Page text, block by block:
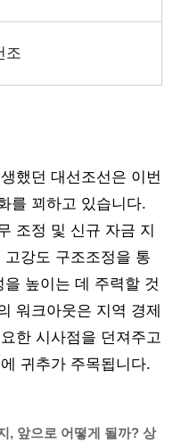
조
했던 대선조선은 이번
를 꾀하고 있습니다.
조정 및 신규 자금 지
강도 구조조정을 통
높이는 데 주력할 것
워크아웃은 지역 경제
한 시사점을 던져주고
귀추가 주목됩니다.
, 앞으로 어떻게 될까? 상